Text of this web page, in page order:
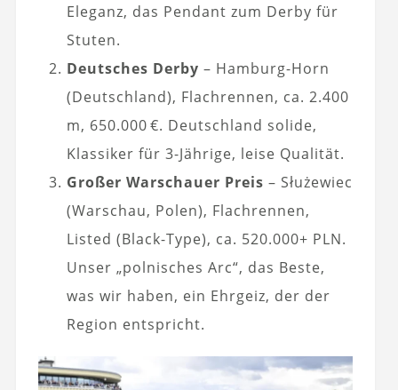
Eleganz, das Pendant zum Derby für
Stuten.
Deutsches Derby – Hamburg-Horn
(Deutschland), Flachrennen, ca. 2.400
m, 650.000 €. Deutschland solide,
Klassiker für 3-Jährige, leise Qualität.
Großer Warschauer Preis – Służewiec
(Warschau, Polen), Flachrennen,
Listed (Black-Type), ca. 520.000+ PLN.
Unser „polnisches Arc“, das Beste,
was wir haben, ein Ehrgeiz, der der
Region entspricht.